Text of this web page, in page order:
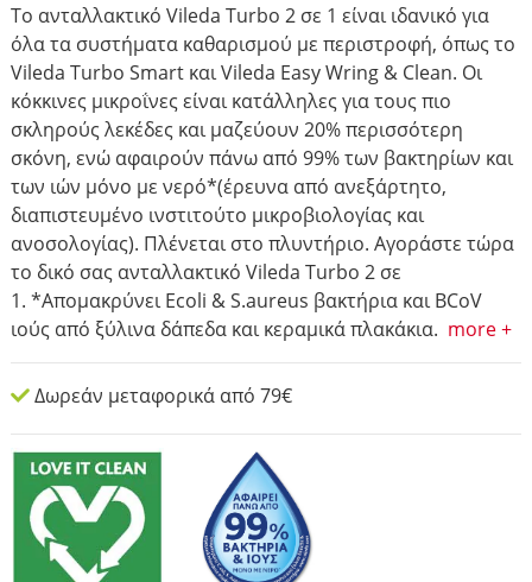
Το ανταλλακτικό Vileda Turbo 2 σε 1 είναι ιδανικό για
όλα τα συστήματα καθαρισμού με περιστροφή, όπως το
Vileda Turbo Smart και Vileda Easy Wring & Clean. Οι
κόκκινες μικροΐνες είναι κατάλληλες για τους πιο
σκληρούς λεκέδες και μαζεύουν 20% περισσότερη
σκόνη, ενώ αφαιρούν πάνω από 99% των βακτηρίων και
των ιών μόνο με νερό*(έρευνα από ανεξάρτητο,
διαπιστευμένο ινστιτούτο μικροβιολογίας και
ανοσολογίας). Πλένεται στο πλυντήριο. Αγοράστε τώρα
το δικό σας ανταλλακτικό Vileda Turbo 2 σε
1. *Απομακρύνει Ecoli & S.aureus βακτήρια και BCoV
ιούς από ξύλινα δάπεδα και κεραμικά πλακάκια. more +
Δωρεάν μεταφορικά από 79€